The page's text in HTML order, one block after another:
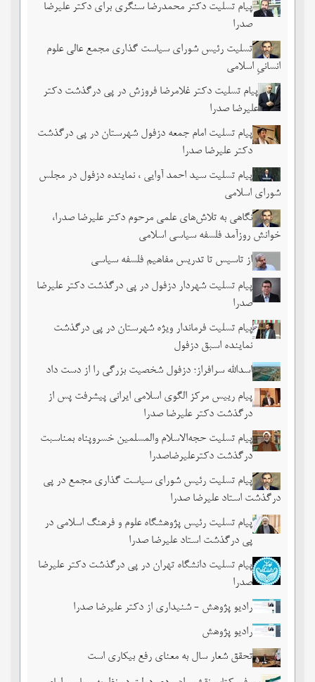
پیام تسلیت دکتر محمدرضا سنگری برای دکتر علیرضا
صدرا
تسلیت رئیس شورای سیاست گذاری مجمع عالی علوم
انسانیِ اسلامی
پیام تسلیت دکتر غلامرضا فروزش در پی درگذشت دکتر
علیرضا صدرا
پیام تسلیت امام جمعه دزفول شهرستان در پی درگذشت
دکتر علیرضا صدرا
پیام تسلیت سید احمد آوایی ، نماینده دزفول در مجلس
شورای اسلامی
نگاهی به تلاش‌های علمی مرحوم دکتر علیرضا صدرا،
خوانش روزآمد فلسفه سیاسی اسلامی
از تاسیس تا تدریس مفاهیم فلسفه سیاسی
پیام تسلیت شهردار دزفول در پی درگذشت دکتر علیرضا
صدرا
پیام تسلیت فرماندار ویژه شهرستان در پی درگذشت
نماینده اسبق دزفول
اسدالله سرافراز؛ دزفول شخصیت بزرگی را از دست داد
پیام رییس مرکز الگوی اسلامی ایرانی پیشرفت پس از
درگذشت دکتر علیرضا صدرا
پیام تسلیت حجه‌الاسلام والمسلمین خسروپناه بمناسبت
درگذشت دکترعلیرضاصدرا
پیام تسلیت رئیس شورای سیاست گذاری مجمع در پی
درگذشت استاد علیرضا صدرا
پیام تسلیت رئیس پژوهشگاه علوم و فرهنگ اسلامی در
پی درگذشت استاد علیرضا صدرا
پیام تسلیت دانشگاه تهران در پی درگذشت دکتر علیرضا
صدرا
رادیو پژوهش - شنیداری از دکتر علیرضا صدرا
رادیو پژوهش
تحقق شعار سال به معنای رفع بیکاری است